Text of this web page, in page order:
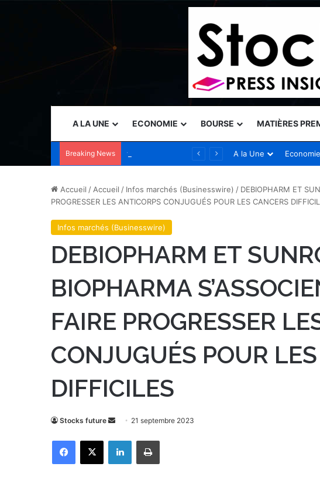
A LA UNE ECONOMIE BOURSE MATIÈRES
Breaking News A la Une Economie
Accueil / Accueil / Infos marchés (Businesswire) / DEBIOPHARM ET
PROGRESSER LES ANTICORPS CONJUGUÉS POUR LES CANCERS
Infos marchés (Businesswire)
DEBIOPHARM ET
BIOPHARMA
FAIRE PROGRESSER
CONJUGUÉS POUR
DIFFICILES
Stocks future
v
o
21 septembre 2023